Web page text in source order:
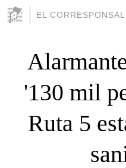
EL CORRESPONSAL
'130 mil
Ruta 5